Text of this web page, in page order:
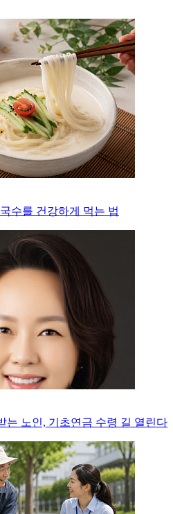
수를 건강하게 먹는 법
는 노인, 기초연금 수령 길 열린다